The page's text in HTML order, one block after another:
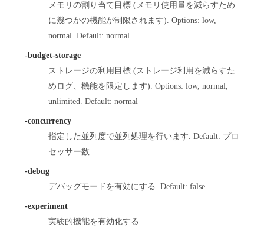
メモリの割り当て目標 (メモリ使用量を減らすため
に幾つかの機能が制限されます). Options: low,
normal. Default: normal
-budget-storage
ストレージの利用目標 (ストレージ利用を減らすた
めログ、機能を限定します). Options: low, normal,
unlimited. Default: normal
-concurrency
指定した並列度で並列処理を行います. Default: プロ
セッサー数
-debug
デバッグモードを有効にする. Default: false
-experiment
実験的機能を有効化する